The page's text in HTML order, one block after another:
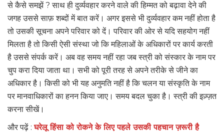
से कैसे समझें ? साथ ही दुर्व्यवहार करने वाले की हिम्मत को बढ़ावा देने की
जगह उससे साफ़ शब्दों में बात करें। अगर इससे भी दुर्व्यवहार कम नहीं होता है
तो उसकी सूचना अपने परिवार को दें। परिवार की ओर से यदि सहयोग नहीं
मिलता है तो किसी ऐसी संस्था जो कि महिलाओं के अधिकारों पर कार्य करती
है उससे संपर्क करें। अब वह समय नहीं रहा जब स्त्री को संस्कार के नाम पर
चुप करा दिया जाता था। सभी को पूरी तरह से अपने तरीके से जीने का
अधिकार है। किसी को भी यह अनुमति नहीं है कि चलन या संस्कृति के नाम
पर मानवाधिकारों का हनन किया जाए। समय बदल चुका है। स्त्री की इज़्ज़त
करना सीखें।
और पढ़ें :घरेलू हिंसा को रोकने के लिए पहले उसकी पहचान ज़रूरी है